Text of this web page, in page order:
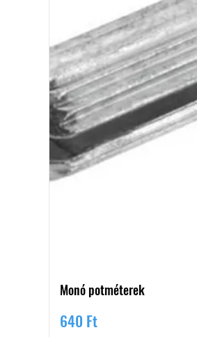
Monó potméterek
Ár
640 Ft